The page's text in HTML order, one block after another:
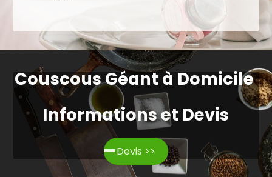
Couscous Géant à Domicile
Informations et Devis
Devis >>